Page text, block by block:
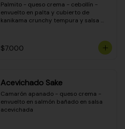
Palmito - queso crema - cebollín -
envuelto en palta y cubierto de
kanikama crunchy tempura y salsa
$7.000
Acevichado Sake
Camarón apanado - queso crema -
envuelto en salmón bañado en salsa
acevichada